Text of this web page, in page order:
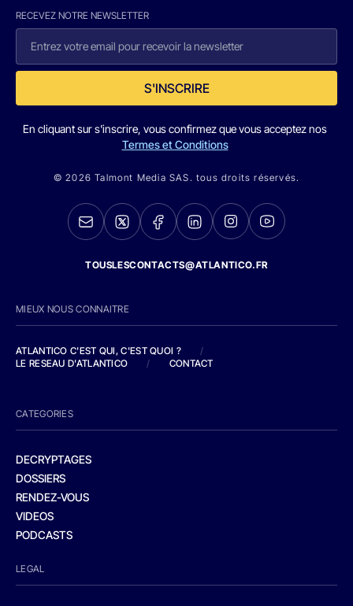
RECEVEZ NOTRE NEWSLETTER
S'INSCRIRE
En cliquant sur s'inscrire, vous confirmez que vous acceptez nos
Termes et Conditions
© 2026 Talmont Media SAS. tous droits réservés.
TOUSLESCONTACTS@ATLANTICO.FR
MIEUX NOUS CONNAITRE
ATLANTICO C'EST QUI, C'EST QUOI ?
/
LE RESEAU D'ATLANTICO
/ CONTACT
CATEGORIES
DECRYPTAGES
DOSSIERS
RENDEZ-VOUS
VIDEOS
PODCASTS
LEGAL